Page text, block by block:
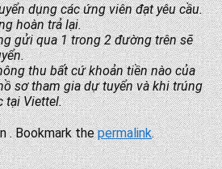
dụng các ứng viên đạt yêu cầu.
hoàn trả lại.
gửi qua 1 trong 2 đường trên sẽ
thu bất cứ khoản tiền nào của
sơ tham gia dự tuyển và khi trúng
tại Viettel.
. Bookmark thepermalink.